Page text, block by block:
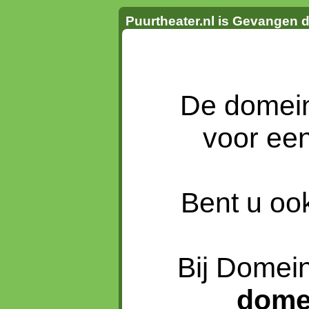
Puurtheater.nl is Gevangen
De
voor
Bent u
Bij